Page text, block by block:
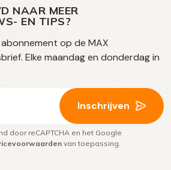
NAAR MEER
EN TIPS?
op de MAX
Elke maandag en donderdag in
Inschrijven
door reCAPTCHA en het Google
van toepassing.